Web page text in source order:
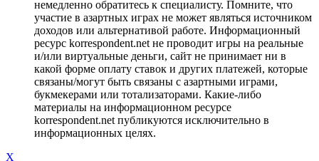
немедленно обратитесь к специалисту. Помните, что
участие в азартных играх не может являться источником
доходов или альтернативой работе. Информационный
ресурс korrespondent.net не проводит игры на реальные
и/или виртуальные деньги, сайт не принимает ни в
какой форме оплату ставок и других платежей, которые
связаны/могут быть связаны с азартными играми,
букмекерами или тотализаторами. Какие-либо
материалы на информационном ресурсе
korrespondent.net публикуются исключительно в
информационных целях.
X